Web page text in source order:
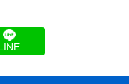
LINE